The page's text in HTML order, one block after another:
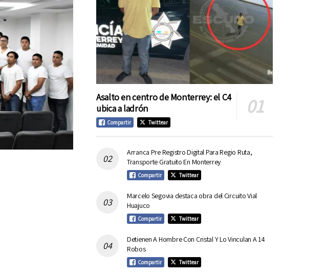
Asalto en centro de Monterrey: el C4
ubica a ladrón
Compartir Twittear
Arranca Pre Registro Digital Para Regio Ruta,
Transporte Gratuito En Monterrey
Compartir Twittear
Marcelo Segovia destaca obra del Circuito Vial
Huajuco
Compartir Twittear
Detienen A Hombre Con Cristal Y Lo Vinculan A 14
Robos
Compartir Twittear